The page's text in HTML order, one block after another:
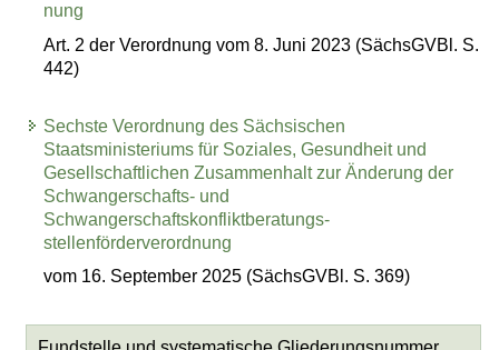
nung
Art. 2 der Verordnung vom 8. Juni 2023 (SächsGVBl. S.
442)
Sechste Verordnung des Sächsischen
Staatsministeriums für Soziales, Gesundheit und
Gesellschaftlichen Zusammenhalt zur Änderung der
Schwangerschafts- und
Schwangerschaftskonfliktberatungs-
stellenförderverordnung
vom 16. September 2025 (SächsGVBl. S. 369)